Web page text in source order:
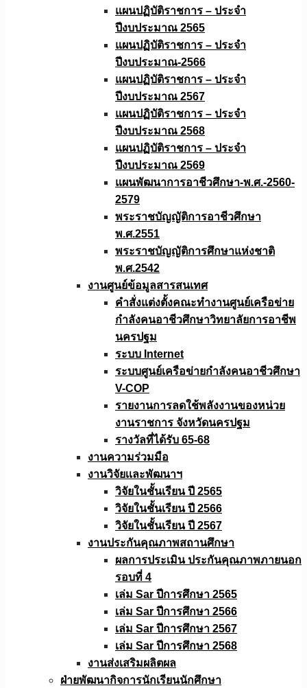
แผนปฏิบัติราชการ – ประจำ
ปีงบประมาณ 2565
แผนปฏิบัติราชการ – ประจำ
ปีงบประมาณ-2566
แผนปฏิบัติราชการ – ประจำ
ปีงบประมาณ 2567
แผนปฏิบัติราชการ – ประจำ
ปีงบประมาณ 2568
แผนปฏิบัติราชการ – ประจำ
ปีงบประมาณ 2569
แผนพัฒนาการอาชีวศึกษา-พ.ศ.-2560-
2579
พระราชบัญญัติการอาชีวศึกษา
พ.ศ.2551
พระราชบัญญัติการศึกษาแห่งชาติ
พ.ศ.2542
งานศูนย์ข้อมูลสารสนเทศ
คำสั่งแต่งตั้งคณะทำงานศูนย์เครือข่าย
กำลังคนอาชีวศึกษาวิทยาลัยการอาชีพ
นครปฐม
ระบบ Internet
ระบบศูนย์เครือข่ายกำลังคนอาชีวศึกษา
V-COP
รายงานการลดใช้พลังงานของหน่วย
งานราชการ จังหวัดนครปฐม
รางวัลที่ได้รับ 65-68
งานความร่วมมือ
งานวิจัยเเละพัฒนาฯ
วิจัยในชั้นเรียน ปี 2565
วิจัยในชั้นเรียน ปี 2566
วิจัยในชั้นเรียน ปี 2567
งานประกันคุณภาพสถานศึกษา
ผลการประเมิน ประกันคุณภาพภายนอก
รอบที่ 4
เล่ม Sar ปีการศึกษา 2565
เล่ม Sar ปีการศึกษา 2566
เล่ม Sar ปีการศึกษา 2567
เล่ม Sar ปีการศึกษา 2568
งานส่งเสริมผลิตผล
ฝ่ายพัฒนากิจการนักเรียนนักศึกษา